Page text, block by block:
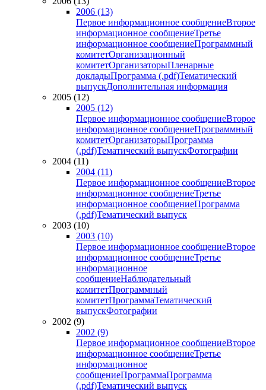
2006 (13)
Первое информационное сообщениеВторое
информационное сообщениеТретье
информационное сообщениеПрограммный
комитетОрганизационный
комитетОрганизаторыПленарные
докладыПрограмма (.pdf)Тематический
выпускДополнительная информация
2005 (12)
2005 (12)
Первое информационное сообщениеВторое
информационное сообщениеПрограммный
комитетОрганизаторыПрограмма
(.pdf)Тематический выпускФотографии
2004 (11)
2004 (11)
Первое информационное сообщениеВторое
информационное сообщениеТретье
информационное сообщениеПрограмма
(.pdf)Тематический выпуск
2003 (10)
2003 (10)
Первое информационное сообщениеВторое
информационное сообщениеТретье
информационное
сообщениеНаблюдательный
комитетПрограммный
комитетПрограммаТематический
выпускФотографии
2002 (9)
2002 (9)
Первое информационное сообщениеВторое
информационное сообщениеТретье
информационное
сообщениеПрограммаПрограмма
(.pdf)Тематический выпуск